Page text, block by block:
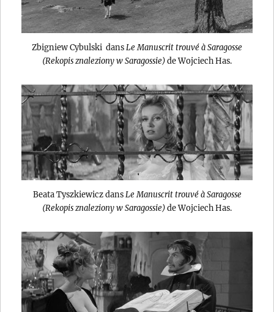
Zbigniew Cybulski dans Le Manuscrit trouvé à Saragosse
(Rekopis znaleziony w Saragossie)de Wojciech Has.
Beata Tyszkiewicz dans Le Manuscrit trouvé à Saragosse
(Rekopis znaleziony w Saragossie)de Wojciech Has.